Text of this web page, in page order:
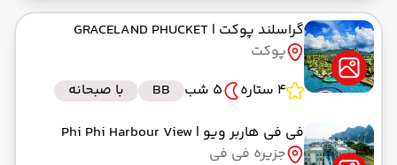
گراسلند پوکت | GRACELAND PHUCKET
پوکت
4 ستاره
5 شب BB
با صبحانه
فی فی هاربر ویو | Phi Phi Harbour View
جزیره فی فی